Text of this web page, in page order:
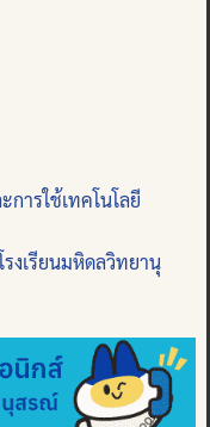
การใช้เทคโนโลยี
งเรียนมหิดลวิทยานุ